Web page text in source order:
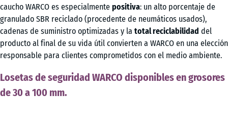
caucho WARCO es especialmente positiva: un alto porcentaje de
granulado SBR reciclado (procedente de neumáticos usados),
cadenas de suministro optimizadas y la total reciclabilidad del
producto al final de su vida útil convierten a WARCO en una elección
responsable para clientes comprometidos con el medio ambiente.
Losetas de seguridad WARCO disponibles en grosores
de 30 a 100 mm.